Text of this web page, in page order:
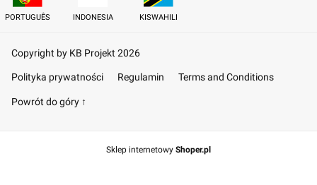
PORTUGUÊS INDONESIA KISWAHILI
Copyright by KB Projekt 2026
Polityka prywatności Regulamin Terms and Conditions
Powrót do góry ↑
Sklep internetowy Shoper.pl